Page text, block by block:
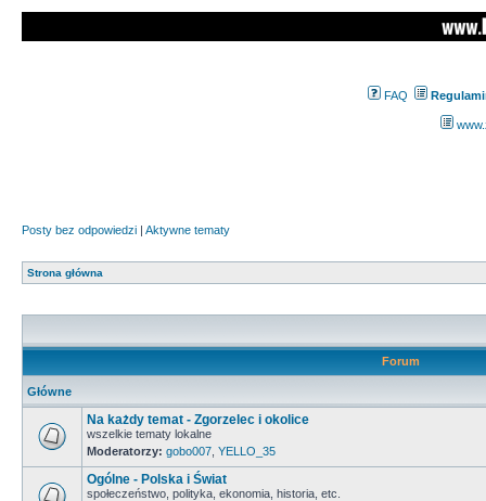
FAQ
Posty bez odpowiedzi | Aktywne tematy
Strona główna
Forum
Główne
Na każdy temat - Zgorzelec i okolice
wszelkie tematy lokalne
Moderatorzy: gobo007 YELLO_35
Ogólne - Polska i Świat
społeczeństwo, polityka, ekonomia, historia, etc.